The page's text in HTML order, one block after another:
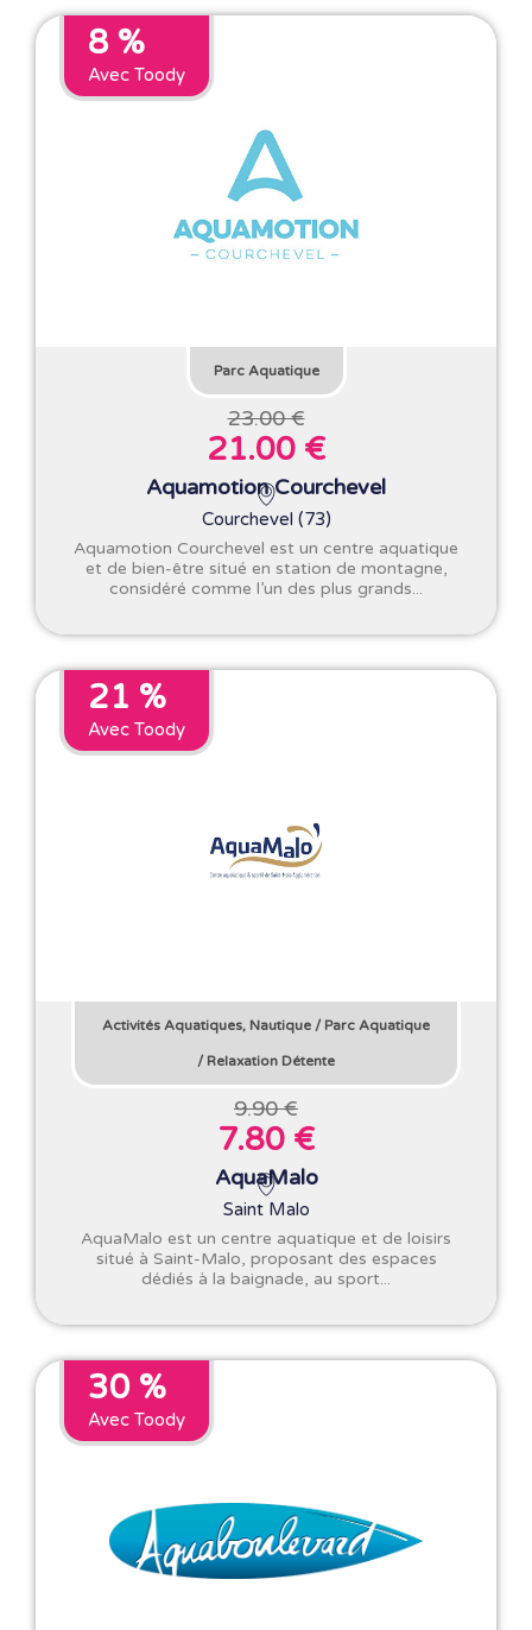
8 %
Avec Toody
Parc Aquatique
23.00 €
21.00 €
Aquamotion Courchevel
Courchevel (73)
Aquamotion Courchevel est un centre aquatique
et de bien-être situé en station de montagne,
considéré comme l’un des plus grands...
21 %
Avec Toody
Activités Aquatiques, Nautique / Parc Aquatique
/ Relaxation Détente
9.90 €
7.80 €
AquaMalo
Saint Malo
AquaMalo est un centre aquatique et de loisirs
situé à Saint-Malo, proposant des espaces
dédiés à la baignade, au sport...
30 %
Avec Toody